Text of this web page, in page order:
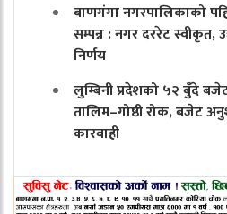
बाणगंगा नगरपालिकाको
सम्पन्न : नगर दररेट स्वीकृत,
निर्णय
लुम्बिनी प्रदेशको ५२ बुँदे
तालिम–गोष्ठी रोक, बजेट
कारबाही